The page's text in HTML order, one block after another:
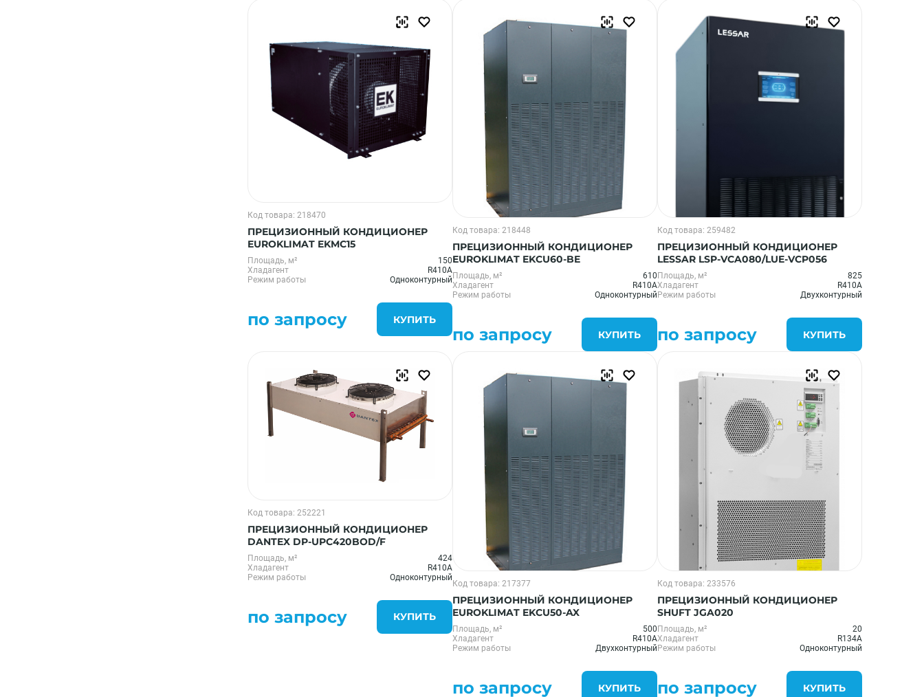
Код товара: 218470
ПРЕЦИЗИОННЫЙ КОНДИЦИОНЕР
EUROKLIMAT EKMC15
Площадь, м²
150
Хладагент
R410A
Режим работы
Одноконтурный
по запросу КУПИТЬ
Код товара: 218448
ПРЕЦИЗИОННЫЙ КОНДИЦИОНЕР
EUROKLIMAT EKCU60-BE
Площадь, м²
610
Хладагент
R410A
Режим работы
Одноконтурный
по запросу КУПИТЬ
Код товара: 259482
ПРЕЦИЗИОННЫЙ КОНДИЦИОНЕР
LESSAR LSP-VCA080/LUE-VCP056
Площадь, м²
825
Хладагент
R410A
Режим работы
Двухконтурный
по запросу КУПИТЬ
Код товара: 252221
ПРЕЦИЗИОННЫЙ КОНДИЦИОНЕР
DANTEX DP-UPC420BOD/F
Площадь, м²
424
Хладагент
R410A
Режим работы
Одноконтурный
по запросу КУПИТЬ
Код товара: 217377
ПРЕЦИЗИОННЫЙ КОНДИЦИОНЕР
EUROKLIMAT EKCU50-AX
Площадь, м²
500
Хладагент
R410A
Режим работы
Двухконтурный
по запросу КУПИТЬ
Код товара: 233576
ПРЕЦИЗИОННЫЙ КОНДИЦИОНЕР
SHUFT JGA020
Площадь, м²
20
Хладагент
R134A
Режим работы
Одноконтурный
по запросу КУПИТЬ